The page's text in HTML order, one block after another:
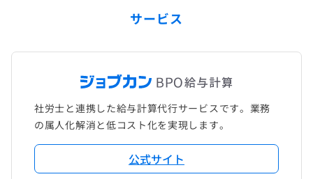
サービス
社労士と連携した給与計算代行サービスです。業務
の属人化解消と低コスト化を実現します。
公式サイト